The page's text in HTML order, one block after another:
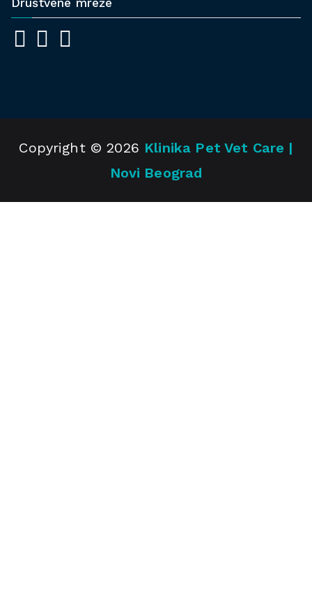
Copyright © 2026 Klinika Pet Vet Care |
Novi Beograd